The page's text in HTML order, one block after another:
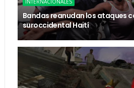
INTERNACIONALES
Bandas reanudan los ataques
suroccidental Haití